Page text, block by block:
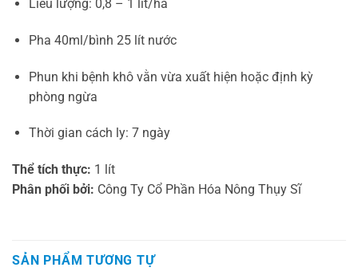
Liều lượng: 0,8 – 1 lít/ha
Pha 40ml/bình 25 lít nước
Phun khi bệnh khô vằn vừa xuất hiện hoặc định kỳ
phòng ngừa
Thời gian cách ly: 7 ngày
Thể tích thực: 1 lít
Phân phối bởi: Công Ty Cổ Phần Hóa Nông Thụy Sĩ
SẢN PHẨM TƯƠNG TỰ